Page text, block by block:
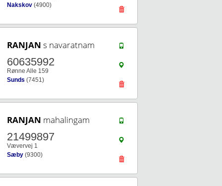
Nakskov (4900)
RANJAN s navaratnam
60635992
Rønne Alle 159
Sunds (7451)
RANJAN mahalingam
21499897
Vævervej 1
Sæby (9300)